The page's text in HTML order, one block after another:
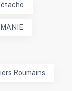
Roumains